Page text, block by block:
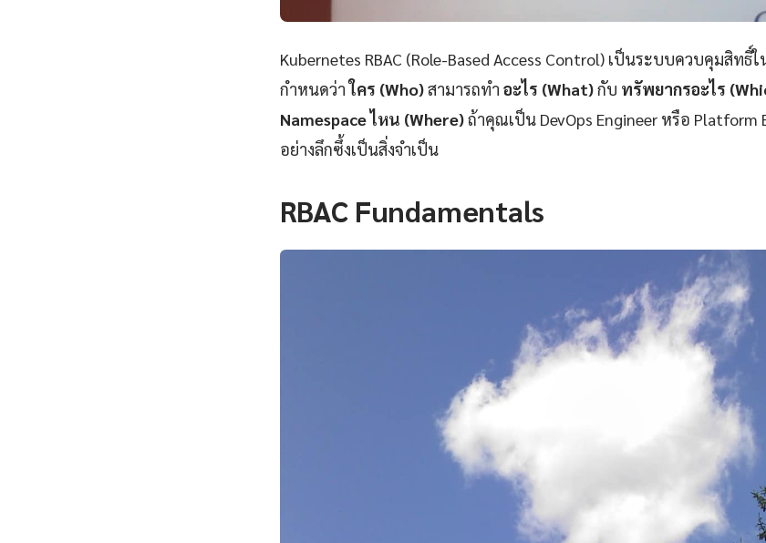
Kubernetes RBAC (Role-Based Access Control) เป็นระบบควบคุมสิทธิ์
กำหนดว่าใคร (Who)สามารถทำ อะไร (What)กับ ทรัพยากรอะไร
Namespace ไหน (Where)ถ้าคุณเป็น DevOps Engineer หรือ Platform
อย่างลึกซึ้งเป็นสิ่งจำเป็น
RBAC Fundamentals